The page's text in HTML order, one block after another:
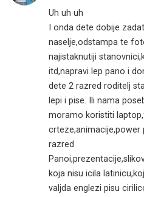
Uh uh uh
I onda dete dobije
naselje,odstampa te
najistaknutiji
itd,napravi lep pano i
dete 2 razred roditelj
lepi i pise. Ili nama
moramo koristiti
razred
koja nisu icila
valjda englezi pisu